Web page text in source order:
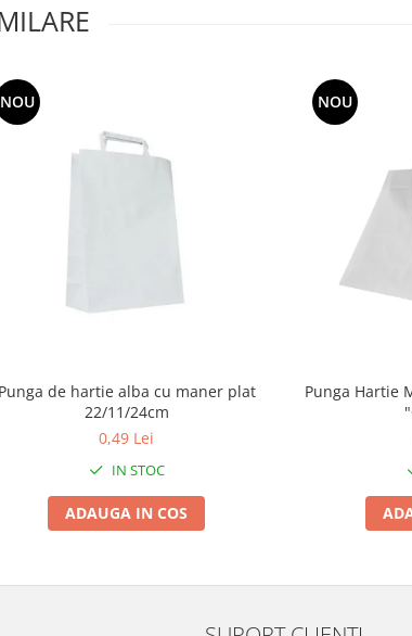
NOU
Punga de hartie alba cu maner plat
22/11/24cm
0,49 Lei
IN STOC
ADAUGA IN COS
NOU
Punga Hartie